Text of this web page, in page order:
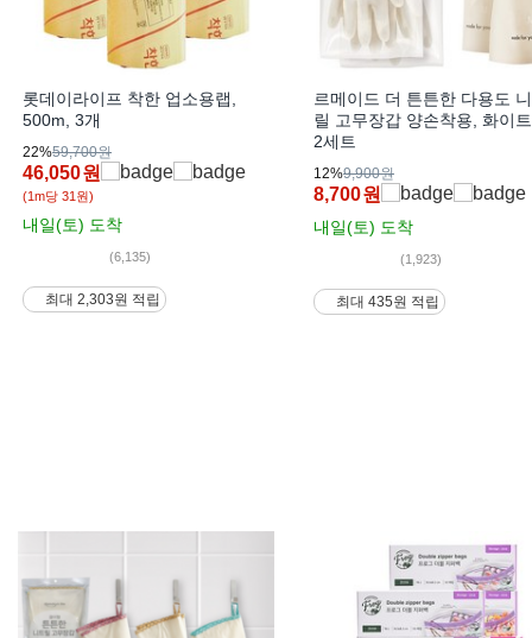
롯데이라이프 착한 업소용랩,
500m, 3개
22%59,700원
46,050원
(1m당 31원)
내일(토) 도착
(6,135)
최대 2,303원 적립
르메이드 더 튼튼한 다용도
릴 고무장갑 양손착용, 화이
2세트
12%9,900원
8,700원
내일(토) 도착
(1,923)
최대 435원 적립